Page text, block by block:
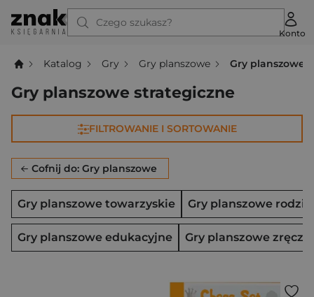
Czego szukasz?
Konto
Katalog Gry Gry planszowe Gry planszowe
Gry planszowe strategiczne
FILTROWANIE I SORTOWANIE
Cofnij do: Gry planszowe
Gry planszowe towarzyskie Gry planszowe
Gry planszowe edukacyjne Gry planszowe